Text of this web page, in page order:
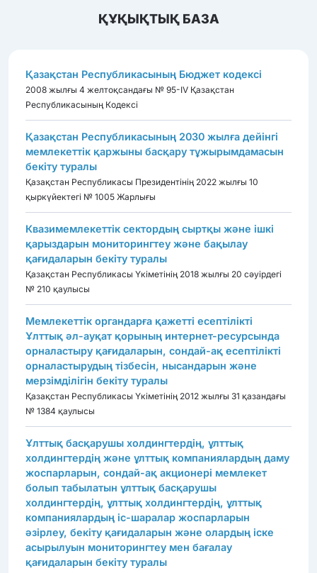
ҚҰҚЫҚТЫҚ БАЗА
Қазақстан Республикасының Бюджет кодексі
2008 жылғы 4 желтоқсандағы № 95-IV Қазақстан
Республикасының Кодексі
Қазақстан Республикасының 2030 жылға дейінгі
мемлекеттік қаржыны басқару тұжырымдамасын
бекіту туралы
Қазақстан Республикасы Президентінің 2022 жылғы 10
қыркүйектегі № 1005 Жарлығы
Квазимемлекеттік сектордың сыртқы және ішкі
қарыздарын мониторингтеу және бақылау
қағидаларын бекіту туралы
Қазақстан Республикасы Үкіметінің 2018 жылғы 20 сәуірдегі
№ 210 қаулысы
Мемлекеттік органдарға қажетті есептілікті
Ұлттық әл-ауқат қорының интернет-ресурсында
орналастыру қағидаларын, сондай-ақ есептілікті
орналастырудың тізбесін, нысандарын және
мерзімділігін бекіту туралы
Қазақстан Республикасы Үкіметінің 2012 жылғы 31 қазандағы
№ 1384 қаулысы
Ұлттық басқарушы холдингтердің, ұлттық
холдингтердің және ұлттық компаниялардың даму
жоспарларын, сондай-ақ акционері мемлекет
болып табылатын ұлттық басқарушы
холдингтердің, ұлттық холдингтердің, ұлттық
компаниялардың іс-шаралар жоспарларын
әзірлеу, бекіту қағидаларын және олардың іске
асырылуын мониторингтеу мен бағалау
қағидаларын бекіту туралы